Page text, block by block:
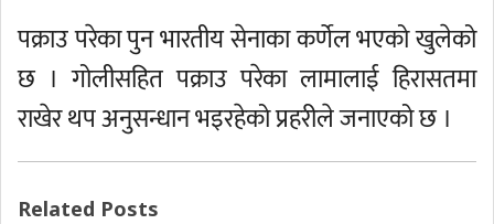
पक्राउ परेका पुन भारतीय सेनाका कर्णेल भएको खुलेको
छ । गोलीसहित पक्राउ परेका लामालाई हिरासतमा
राखेर थप अनुसन्धान भइरहेको प्रहरीले जनाएको छ ।
Related Posts